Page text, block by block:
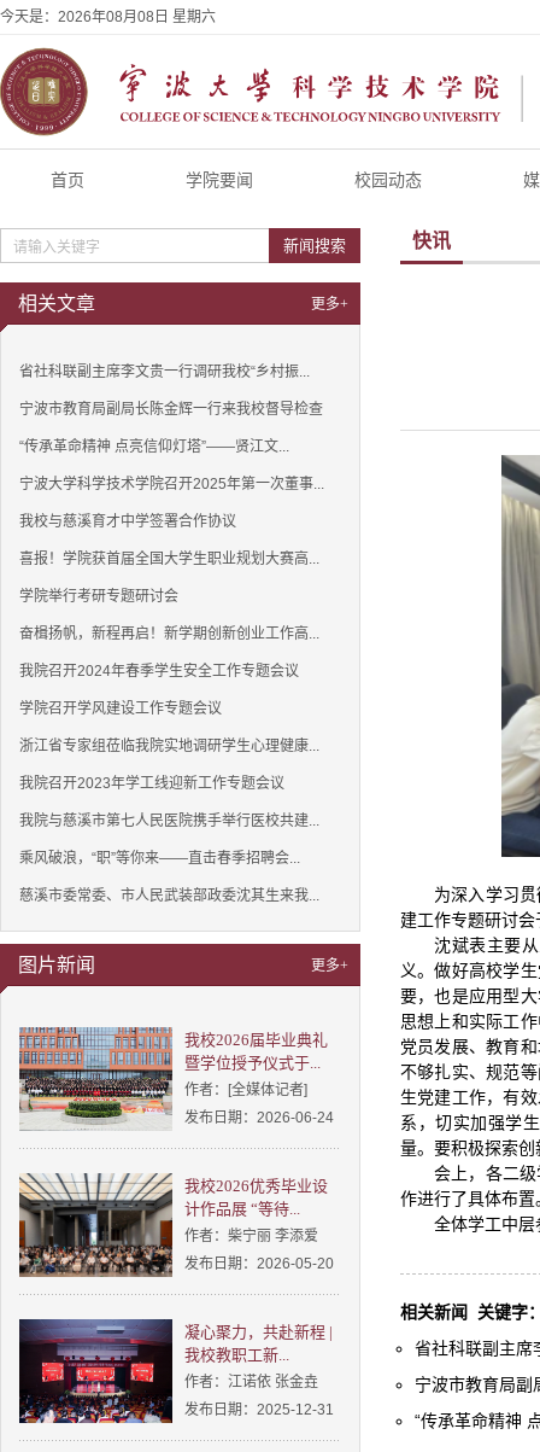
今天是： 2026年08月08日 星期六
首页 学院要闻 校园动态
新闻搜索
相关文章 更多+
省社科联副主席李文贵一行调研我校“乡村振...
宁波市教育局副局长陈金辉一行来我校督导检查
“传承革命精神 点亮信仰灯塔”——贤江文...
宁波大学科学技术学院召开2025年第一次董事...
我校与慈溪育才中学签署合作协议
喜报！学院获首届全国大学生职业规划大赛高...
学院举行考研专题研讨会
奋楫扬帆，新程再启！新学期创新创业工作高...
我院召开2024年春季学生安全工作专题会议
学院召开学风建设工作专题会议
浙江省专家组莅临我院实地调研学生心理健康...
我院召开2023年学工线迎新工作专题会议
我院与慈溪市第七人民医院携手举行医校共建...
乘风破浪，“职”等你来——直击春季招聘会...
慈溪市委常委、市人民武装部政委沈其生来我...
图片新闻 更多+
我校2026届毕业典礼
暨学位授予仪式于...
作者：[全媒体记者]
发布日期：2026-06-24
我校2026优秀毕业设
计作品展 “等待...
作者：柴宁丽 李添爱
发布日期：2026-05-20
凝心聚力，共赴新程 |
我校教职工新...
作者：江诺依 张金垚
发布日期：2025-12-31
快讯
为深入学习
建工作专题研讨会
沈斌表主要
义。做好高校学
要，也是应用型
思想上和实际工
党员发展、教育
不够扎实、规范
生党建工作，有
系，切实加强学
量。要积极探索
会上，各二
作进行了具体布置
全体学工中层
相关新闻
关键字
省社科联副主席
宁波市教育局副
“传承革命精神